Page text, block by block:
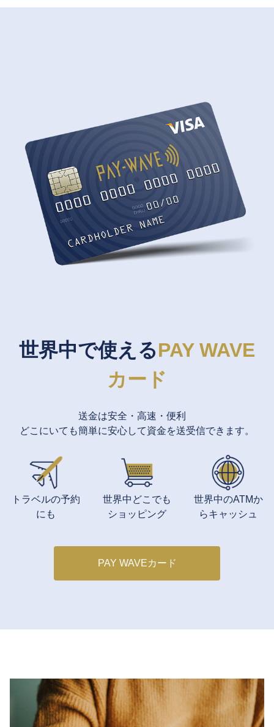
世界中で使えるPAY WAVE
カード
送金は安全・高速・便利
どこにいても簡単に安心して資金を送受信できます。
トラベルの予約
にも
世界中どこでも
ショッピング
世界中のATMか
らキャッシュ
PAY WAVEカード